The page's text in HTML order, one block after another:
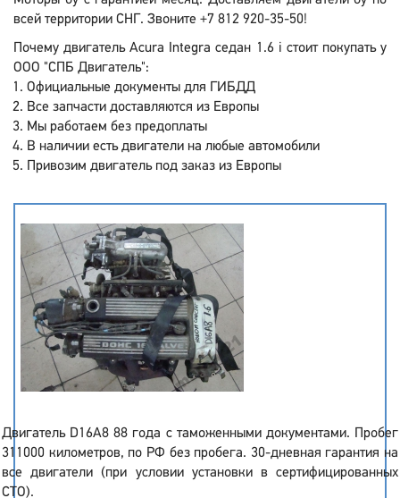
всей территории СНГ. Звоните +7 812 920-35-50!
Почему двигатель Acura Integra седан 1.6 i стоит покупать у
ООО "СПБ Двигатель":
Официальные документы для ГИБДД
Все запчасти доставляются из Европы
Мы работаем без предоплаты
В наличии есть двигатели на любые автомобили
Привозим двигатель под заказ из Европы
Двигатель D16A8 88 года с таможенными документами. Пробег
311000 километров, по РФ без пробега. 30-дневная гарантия на
все двигатели (при условии установки в сертифицированных
СТО).